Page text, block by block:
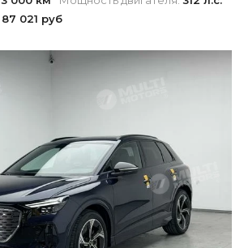
87 021 руб